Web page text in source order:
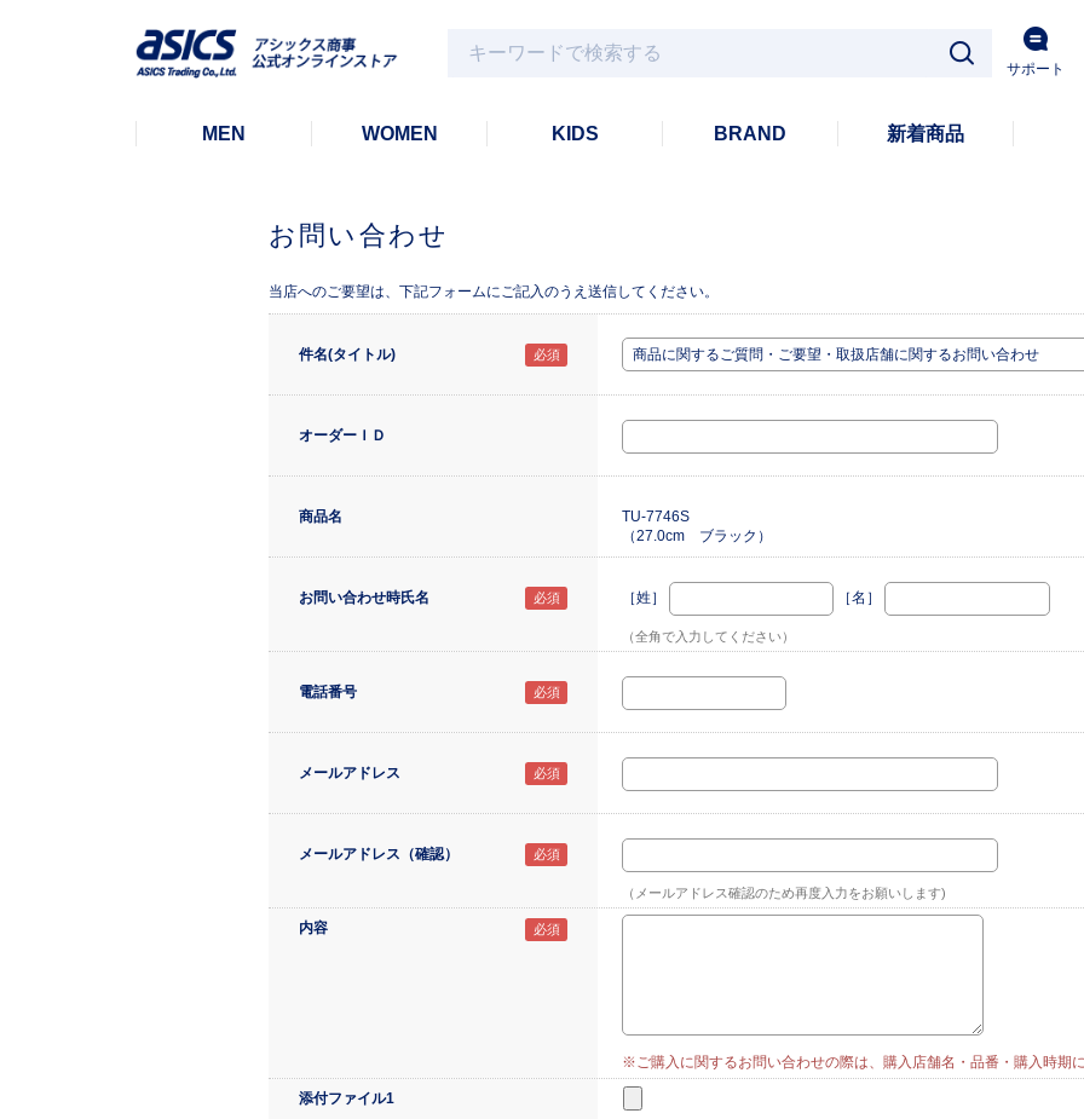
サポート
MEN WOMEN KIDS BRAND 新着商品
お問い合わせ
当店へのご要望は、下記フォームにご記入のうえ送信してください。
件名(タイトル)
オーダーＩＤ
商品名
TU-7746S
（27.0cm ブラック）
お問い合わせ時氏名 ［姓］ ［名］
（全角で入力してください）
電話番号
メールアドレス
メールアドレス（確認）
（メールアドレス確認のため再度入力をお願いします)
内容
※ご購入に関するお問い合わせの際は、購入店舗名・品番・購入時期
添付ファイル1